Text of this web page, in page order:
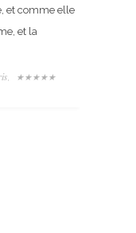
et comme elle
et la
,
★★★★★